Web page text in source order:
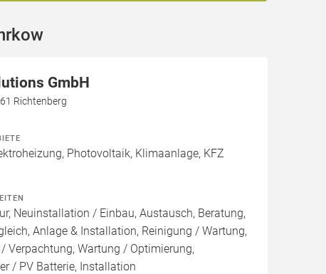
GmbH
Richtenberg
Photovoltaik, Klimaanlage, KFZ
Neuinstallation / Einbau, Austausch, Beratung,
Anlage & Installation, Reinigung / Wartung,
Verpachtung, Wartung / Optimierung,
/ PV Batterie, Installation